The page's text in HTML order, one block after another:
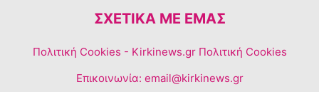
ΣΧΕΤΙΚΆ ΜΕ ΕΜΆΣ
Πολιτική Cookies - Kirkinews.gr Πολιτική Cookies
Επικοινωνία: email@kirkinews.gr